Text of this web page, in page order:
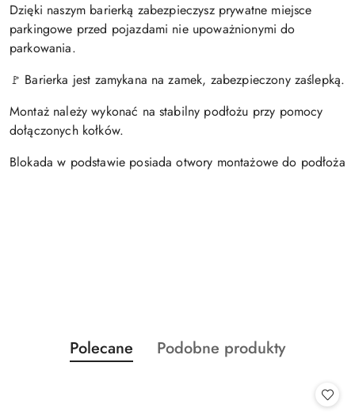
Dzięki naszym barierką zabezpieczysz prywatne miejsce
parkingowe przed pojazdami nie upoważnionymi do
parkowania.
🚩 Barierka jest zamykana na zamek, zabezpieczony zaślepką.
Montaż należy wykonać na stabilny podłożu przy pomocy
dołączonych kołków.
Blokada w podstawie posiada otwory montażowe do podłoża
Pomiń karuzelę produktów
Produkty
o
Polecane
Produkty
Podobne produkty